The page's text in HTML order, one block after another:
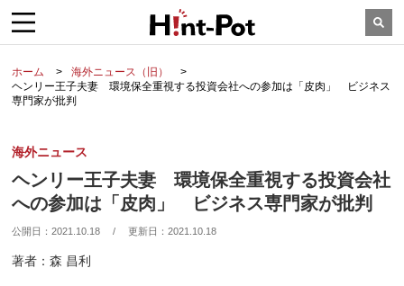
ホーム
海外ニュース（旧）
ヘンリー王子夫妻 環境保全重視する投資会社への参加は「皮肉」 ビジネス
専門家が批判
海外ニュース
ヘンリー王子夫妻 環境保全重視する投資会社
への参加は「皮肉」 ビジネス専門家が批判
公開日：2021.10.18 / 更新日：2021.10.18
著者：森 昌利